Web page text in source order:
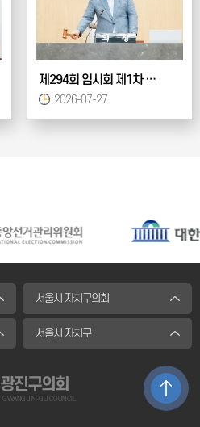
제294회 임시회 제1차 본회의
2026-07-27
서울시 자치구의회
서울시 자치구
광진구의회
GWANG JIN-GU COUNCIL